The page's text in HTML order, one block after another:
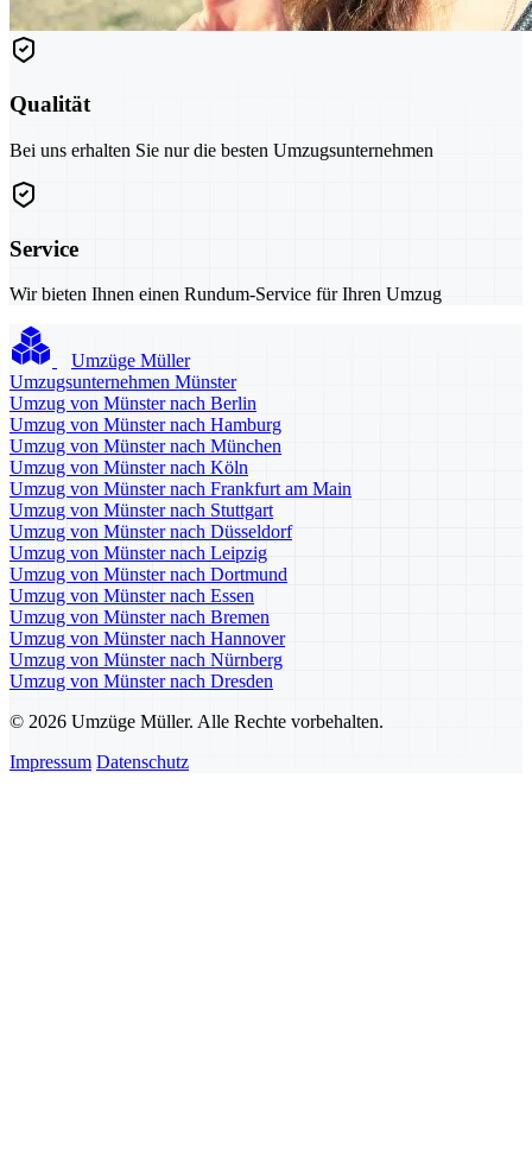
Qualität
Bei uns erhalten Sie nur die besten Umzugsunternehmen
Service
Wir bieten Ihnen einen Rundum-Service für Ihren Umzug
Umzüge Müller
Umzugsunternehmen Münster
Umzug von Münster nach Berlin
Umzug von Münster nach Hamburg
Umzug von Münster nach München
Umzug von Münster nach Köln
Umzug von Münster nach Frankfurt am Main
Umzug von Münster nach Stuttgart
Umzug von Münster nach Düsseldorf
Umzug von Münster nach Leipzig
Umzug von Münster nach Dortmund
Umzug von Münster nach Essen
Umzug von Münster nach Bremen
Umzug von Münster nach Hannover
Umzug von Münster nach Nürnberg
Umzug von Münster nach Dresden
© 2026 Umzüge Müller. Alle Rechte vorbehalten.
Impressum Datenschutz